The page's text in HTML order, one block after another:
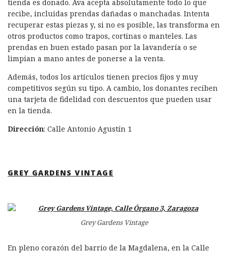
tienda es donado. Ava acepta absolutamente todo lo que
recibe, incluidas prendas dañadas o manchadas. Intenta
recuperar estas piezas y, si no es posible, las transforma en
otros productos como trapos, cortinas o manteles. Las
prendas en buen estado pasan por la lavandería o se
limpian a mano antes de ponerse a la venta.
Además, todos los artículos tienen precios fijos y muy
competitivos según su tipo. A cambio, los donantes reciben
una tarjeta de fidelidad con descuentos que pueden usar
en la tienda.
Dirección: Calle Antonio Agustín 1
GREY GARDENS VINTAGE
Grey Gardens Vintage
En pleno corazón del barrio de la Magdalena, en la Calle